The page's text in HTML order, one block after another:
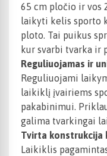
65 cm pločio ir
laikyti kelis sporto
ploto. Tai puikus
kur svarbi tvarka ir
Reguliuojamas ir
Reguliuojami
laikiklį įvairiems
pakabinimui.
galima tvarkingai
Tvirta konstrukcija
Laikiklis